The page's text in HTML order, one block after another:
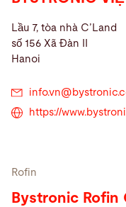
Lầu 7, tòa nhà C’Land
số 156 Xã Đàn II
Hanoi
info.vn@
https://
Rofin
Bystronic Rofin